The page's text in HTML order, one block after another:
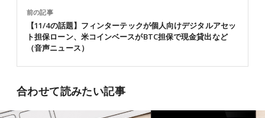
前の記事
【11/4の話題】フィンターテックが個人向けデジタルアセッ
ト担保ローン、米コインベースがBTC担保で現金貸出など
（音声ニュース）
合わせて読みたい記事